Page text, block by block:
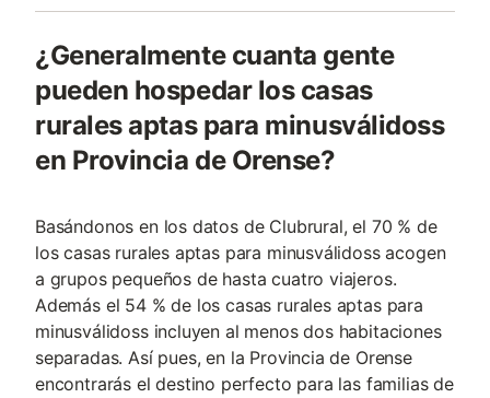
¿Generalmente cuanta gente
pueden hospedar los casas
rurales aptas para minusválidoss
en Provincia de Orense?
Basándonos en los datos de Clubrural, el 70 % de
los casas rurales aptas para minusválidoss acogen
a grupos pequeños de hasta cuatro viajeros.
Además el 54 % de los casas rurales aptas para
minusválidoss incluyen al menos dos habitaciones
separadas. Así pues, en la Provincia de Orense
encontrarás el destino perfecto para las familias de